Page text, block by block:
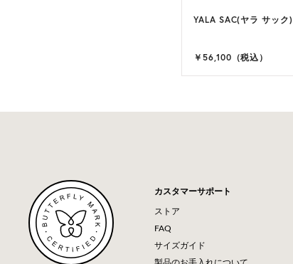
YALA SAC(ヤラ サック)
￥56,100（税込）
カスタマーサポート
ストア
FAQ
サイズガイド